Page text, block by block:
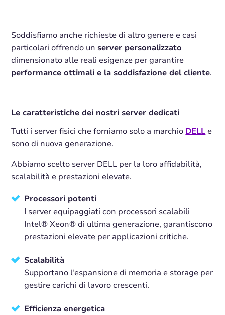
Soddisfiamo anche richieste di altro genere e casi
particolari offrendo un server personalizzato
dimensionato alle reali esigenze per garantire
performance ottimali e la soddisfazione del cliente.
Le caratteristiche dei nostri server dedicati
Tutti i server fisici che forniamo solo a marchio DELLe
sono di nuova generazione.
Abbiamo scelto server DELL per la loro affidabilità,
scalabilità e prestazioni elevate.
Processori potenti
I server equipaggiati con processori scalabili
Intel® Xeon® di ultima generazione, garantiscono
prestazioni elevate per applicazioni critiche.
Scalabilità
Supportano l'espansione di memoria e storage per
gestire carichi di lavoro crescenti.
Efficienza energetica